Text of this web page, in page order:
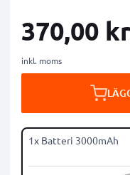
370,00 kr
inkl. moms
1x Batteri 3000mAh